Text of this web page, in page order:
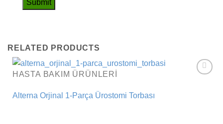
RELATED PRODUCTS
HASTA BAKIM ÜRÜNLERI
Alterna Orjinal 1-Parça Ürostomi Torbası